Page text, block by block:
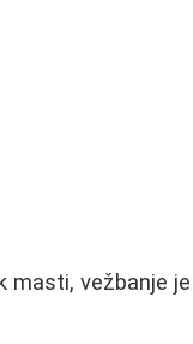
masti, vežbanje je